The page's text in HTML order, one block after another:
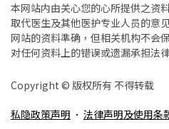
本网站内由关心您的心所提供之资
取代医生及其他医护专业人员的意
网站的资料準确，但相关机构不会
对任何资料上的错误或遗漏承担法
Copyright ©️ 版权所有 不得转载
私隐政策声明 法律声明及使用条